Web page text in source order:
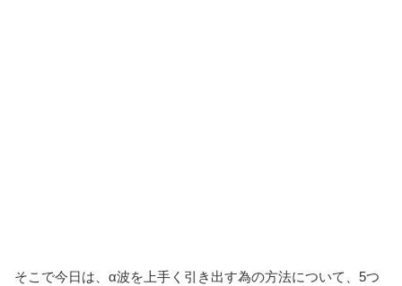
そこで今日は、α波を上手く引き出す為の方法について、5つ